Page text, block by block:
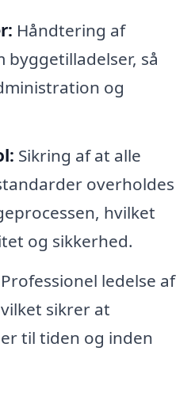
Håndtering af
byggetilladelser, så
og
Sikring af at alle
overholdes
hvilket
og sikkerhed.
Professionel ledelse af
sikrer at
til tiden og inden